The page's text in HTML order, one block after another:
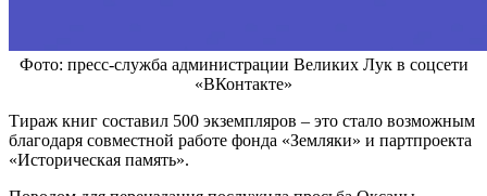
Фото: пресс-служба администрации Великих Лук в соцсети
«ВКонтакте»
Тираж книг составил 500 экземпляров – это стало возможным
благодаря совместной работе фонда «Земляки» и партпроекта
«Историческая память».